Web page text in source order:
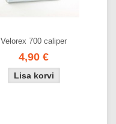
Velorex 700 caliper
4,90 €